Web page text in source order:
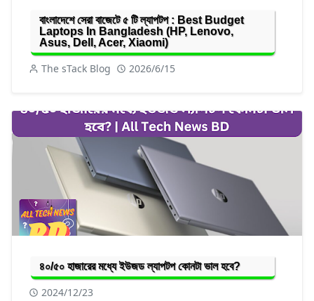
বাংলাদেশে সেরা বাজেটে ৫ টি ল্যাপটপ : Best Budget
Laptops In Bangladesh (HP, Lenovo,
Asus, Dell, Acer, Xiaomi)
The sTack Blog 2026/6/15
৪০/৫০ হাজারের মধ্যে ইউজড ল্যাপটপ কোনটা ভাল হবে?
2024/12/23